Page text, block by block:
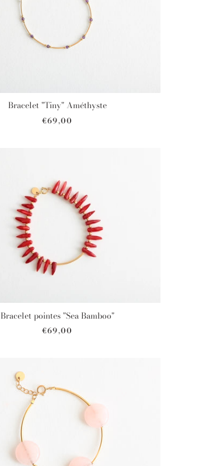
Bracelet "Tiny" Améthyste
€69,00
Bracelet pointes "Sea Bamboo"
€69,00